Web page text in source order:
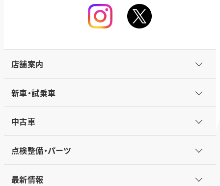
店舗案内
新車・試乗車
中古車
点検整備・パーツ
最新情報